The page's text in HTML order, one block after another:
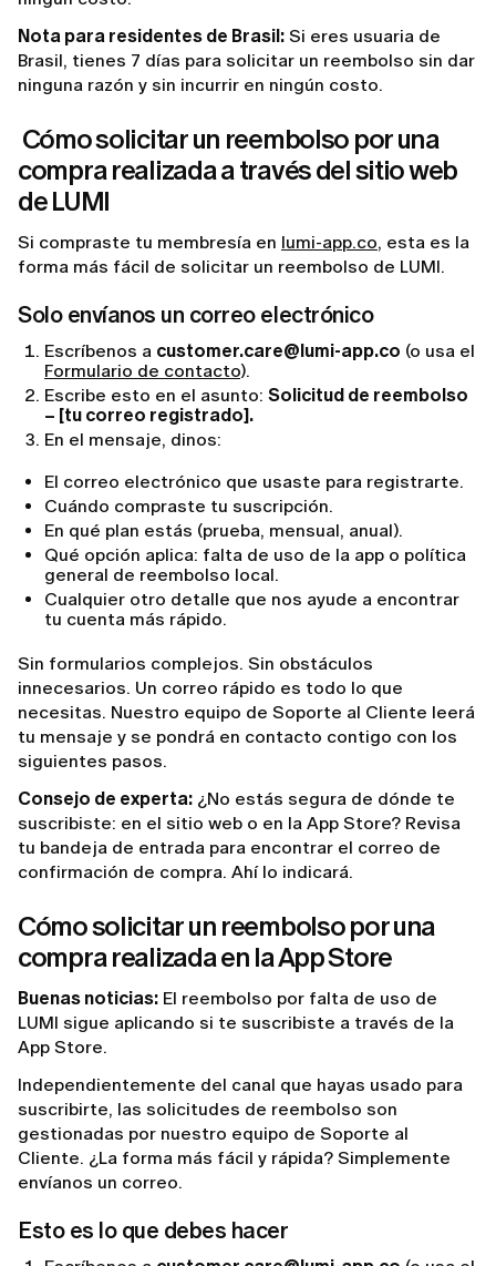
Nota para residentes de Brasil: Si eres usuaria de
Brasil, tienes 7 días para solicitar un reembolso sin dar
ninguna razón y sin incurrir en ningún costo.
Cómo solicitar un reembolso por una
compra realizada a través del sitio web
de LUMI
Si compraste tu membresía en lumi-app.co, esta es la
forma más fácil de solicitar un reembolso de LUMI.
Solo envíanos un correo electrónico
Escríbenos a customer.care@lumi-app.co (o usa el
Formulario de contacto).
Escribe esto en el asunto: Solicitud de reembolso
– [tu correo registrado].
En el mensaje, dinos:
El correo electrónico que usaste para registrarte.
Cuándo compraste tu suscripción.
En qué plan estás (prueba, mensual, anual).
Qué opción aplica: falta de uso de la app o política
general de reembolso local.
Cualquier otro detalle que nos ayude a encontrar
tu cuenta más rápido.
Sin formularios complejos. Sin obstáculos
innecesarios. Un correo rápido es todo lo que
necesitas. Nuestro equipo de Soporte al Cliente leerá
tu mensaje y se pondrá en contacto contigo con los
siguientes pasos.
Consejo de experta: ¿No estás segura de dónde te
suscribiste: en el sitio web o en la App Store? Revisa
tu bandeja de entrada para encontrar el correo de
confirmación de compra. Ahí lo indicará.
Cómo solicitar un reembolso por una
compra realizada en la App Store
Buenas noticias: El reembolso por falta de uso de
LUMI sigue aplicando si te suscribiste a través de la
App Store.
Independientemente del canal que hayas usado para
suscribirte, las solicitudes de reembolso son
gestionadas por nuestro equipo de Soporte al
Cliente. ¿La forma más fácil y rápida? Simplemente
envíanos un correo.
Esto es lo que debes hacer